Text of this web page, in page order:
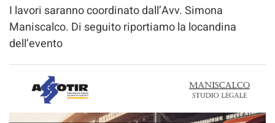
I lavori saranno coordinato dall’Avv. Simona
Maniscalco. Di seguito riportiamo la locandina
dell’evento